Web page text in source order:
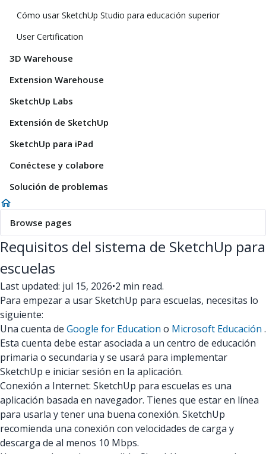
Cómo usar SketchUp Studio para educación superior
User Certification
3D Warehouse
Extension Warehouse
SketchUp Labs
Extensión de SketchUp
SketchUp para iPad
Conéctese y colabore
Solución de problemas
Browse pages
Requisitos del sistema de SketchUp para
escuelas
Last updated: jul 15, 2026•2 min read.
Para empezar a usar SketchUp para escuelas, necesitas lo
siguiente:
Una cuenta de Google for Education o Microsoft Educación .
Esta cuenta debe estar asociada a un centro de educación
primaria o secundaria y se usará para implementar
SketchUp e iniciar sesión en la aplicación.
Conexión a Internet: SketchUp para escuelas es una
aplicación basada en navegador. Tienes que estar en línea
para usarla y tener una buena conexión. SketchUp
recomienda una conexión con velocidades de carga y
descarga de al menos 10 Mbps.